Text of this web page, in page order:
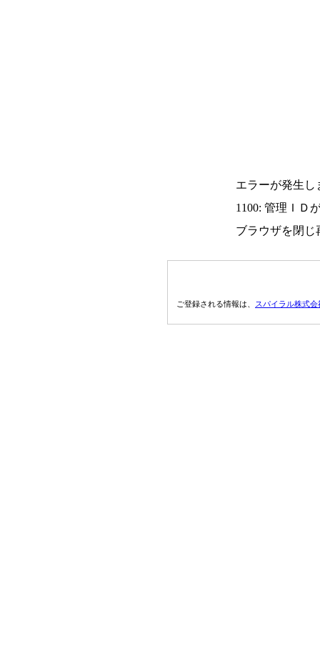
エラーが発生し
1100: 管理ＩＤ
ブラウザを閉じ
ご登録される情報は、 スパイラル株式会